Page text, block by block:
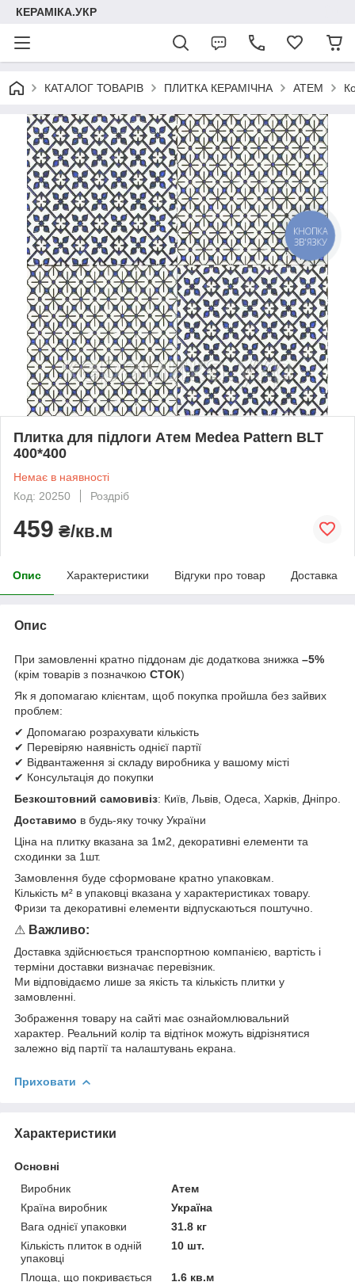
КЕРАМІКА.УКР
КАТАЛОГ ТОВАРІВ ПЛИТКА КЕРАМІЧНА АТЕМ
Плитка для підлоги Атем Medea Pattern BLT
400*400
Немає в наявності
Код: 20250
Роздріб
459 ₴/кв.м
Опис Характеристики Відгуки про товар Доставка
Опис
При замовленні кратно піддонам діє додаткова знижка –5%
(крім товарів з позначкою СТОК)
Як я допомагаю клієнтам, щоб покупка пройшла без зайвих
проблем:
✔ Допомагаю розрахувати кількість
✔ Перевіряю наявність однієї партії
✔ Відвантаження зі складу виробника у вашому місті
✔ Консультація до покупки
Безкоштовний самовивіз: Київ, Львів, Одеса, Харків, Дніпро.
Доставимо в будь-яку точку України
Ціна на плитку вказана за 1м2, декоративні елементи та
сходинки за 1шт.
Замовлення буде сформоване кратно упаковкам.
Кількість м² в упаковці вказана у характеристиках товару.
Фризи та декоративні елементи відпускаються поштучно.
⚠ Важливо:
Доставка здійснюється транспортною компанією, вартість і
терміни доставки визначає перевізник.
Ми відповідаємо лише за якість та кількість плитки у
замовленні.
Зображення товару на сайті має ознайомлювальний
характер. Реальний колір та відтінок можуть відрізнятися
залежно від партії та налаштувань екрана.
Приховати
Характеристики
Основні
Виробник
Атем
Країна виробник
Україна
Вага однієї упаковки
31.8 кг
Кількість плиток в одній
упаковці
10 шт.
Площа, що покривається
1.6 кв.м
КНОПКА
ЗВ'ЯЗКУ